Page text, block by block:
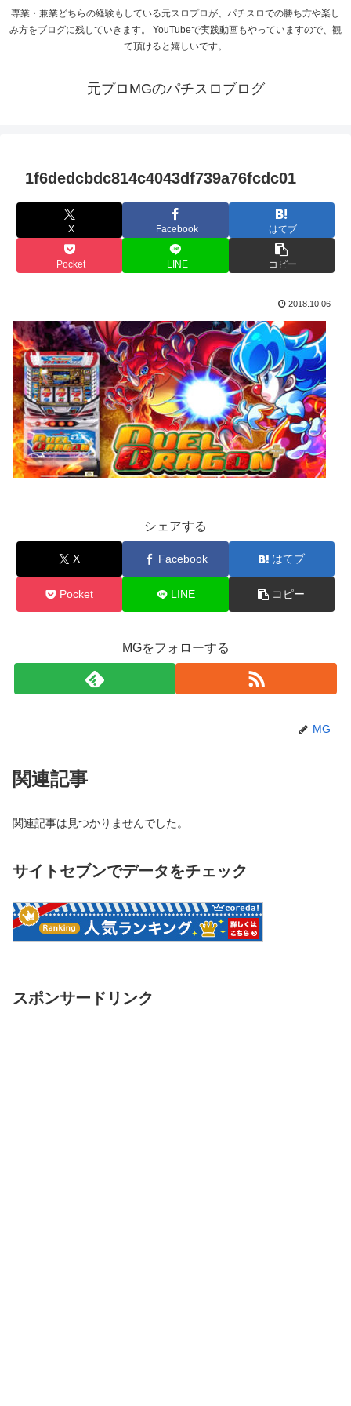
専業・兼業どちらの経験もしている元スロプロが、パチスロでの勝ち方や楽し
み方をブログに残していきます。 YouTubeで実践動画もやっていますので、観
て頂けると嬉しいです。
元プロMGのパチスロブログ
1f6dedcbdc814c4043df739a76fcdc01
X Facebook はてブ
Pocket LINE コピー
2018.10.06
シェアする
X Facebook はてブ
Pocket LINE コピー
MGをフォローする
MG
関連記事
関連記事は見つかりませんでした。
サイトセブンでデータをチェック
スポンサードリンク